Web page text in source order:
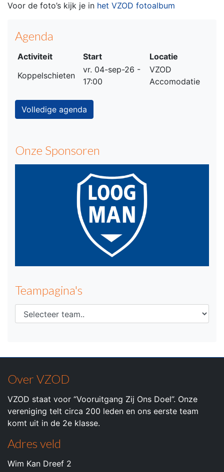
Voor de foto’s kijk je in het VZOD fotoalbum
Agenda
Activiteit Start
Locatie
Koppelschieten
vr. 04-sep-26 -
17:00
VZOD
Accomodatie
Volledige agenda
Onze Sponsoren
Teampagina's
Over VZOD
VZOD staat voor “Vooruitgang Zij Ons Doel”. Onze
vereniging telt circa 200 leden en ons eerste team
komt uit in de 2e klasse.
Adres veld
Wim Kan Dreef 2